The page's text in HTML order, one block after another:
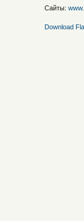
Сайты:
Download